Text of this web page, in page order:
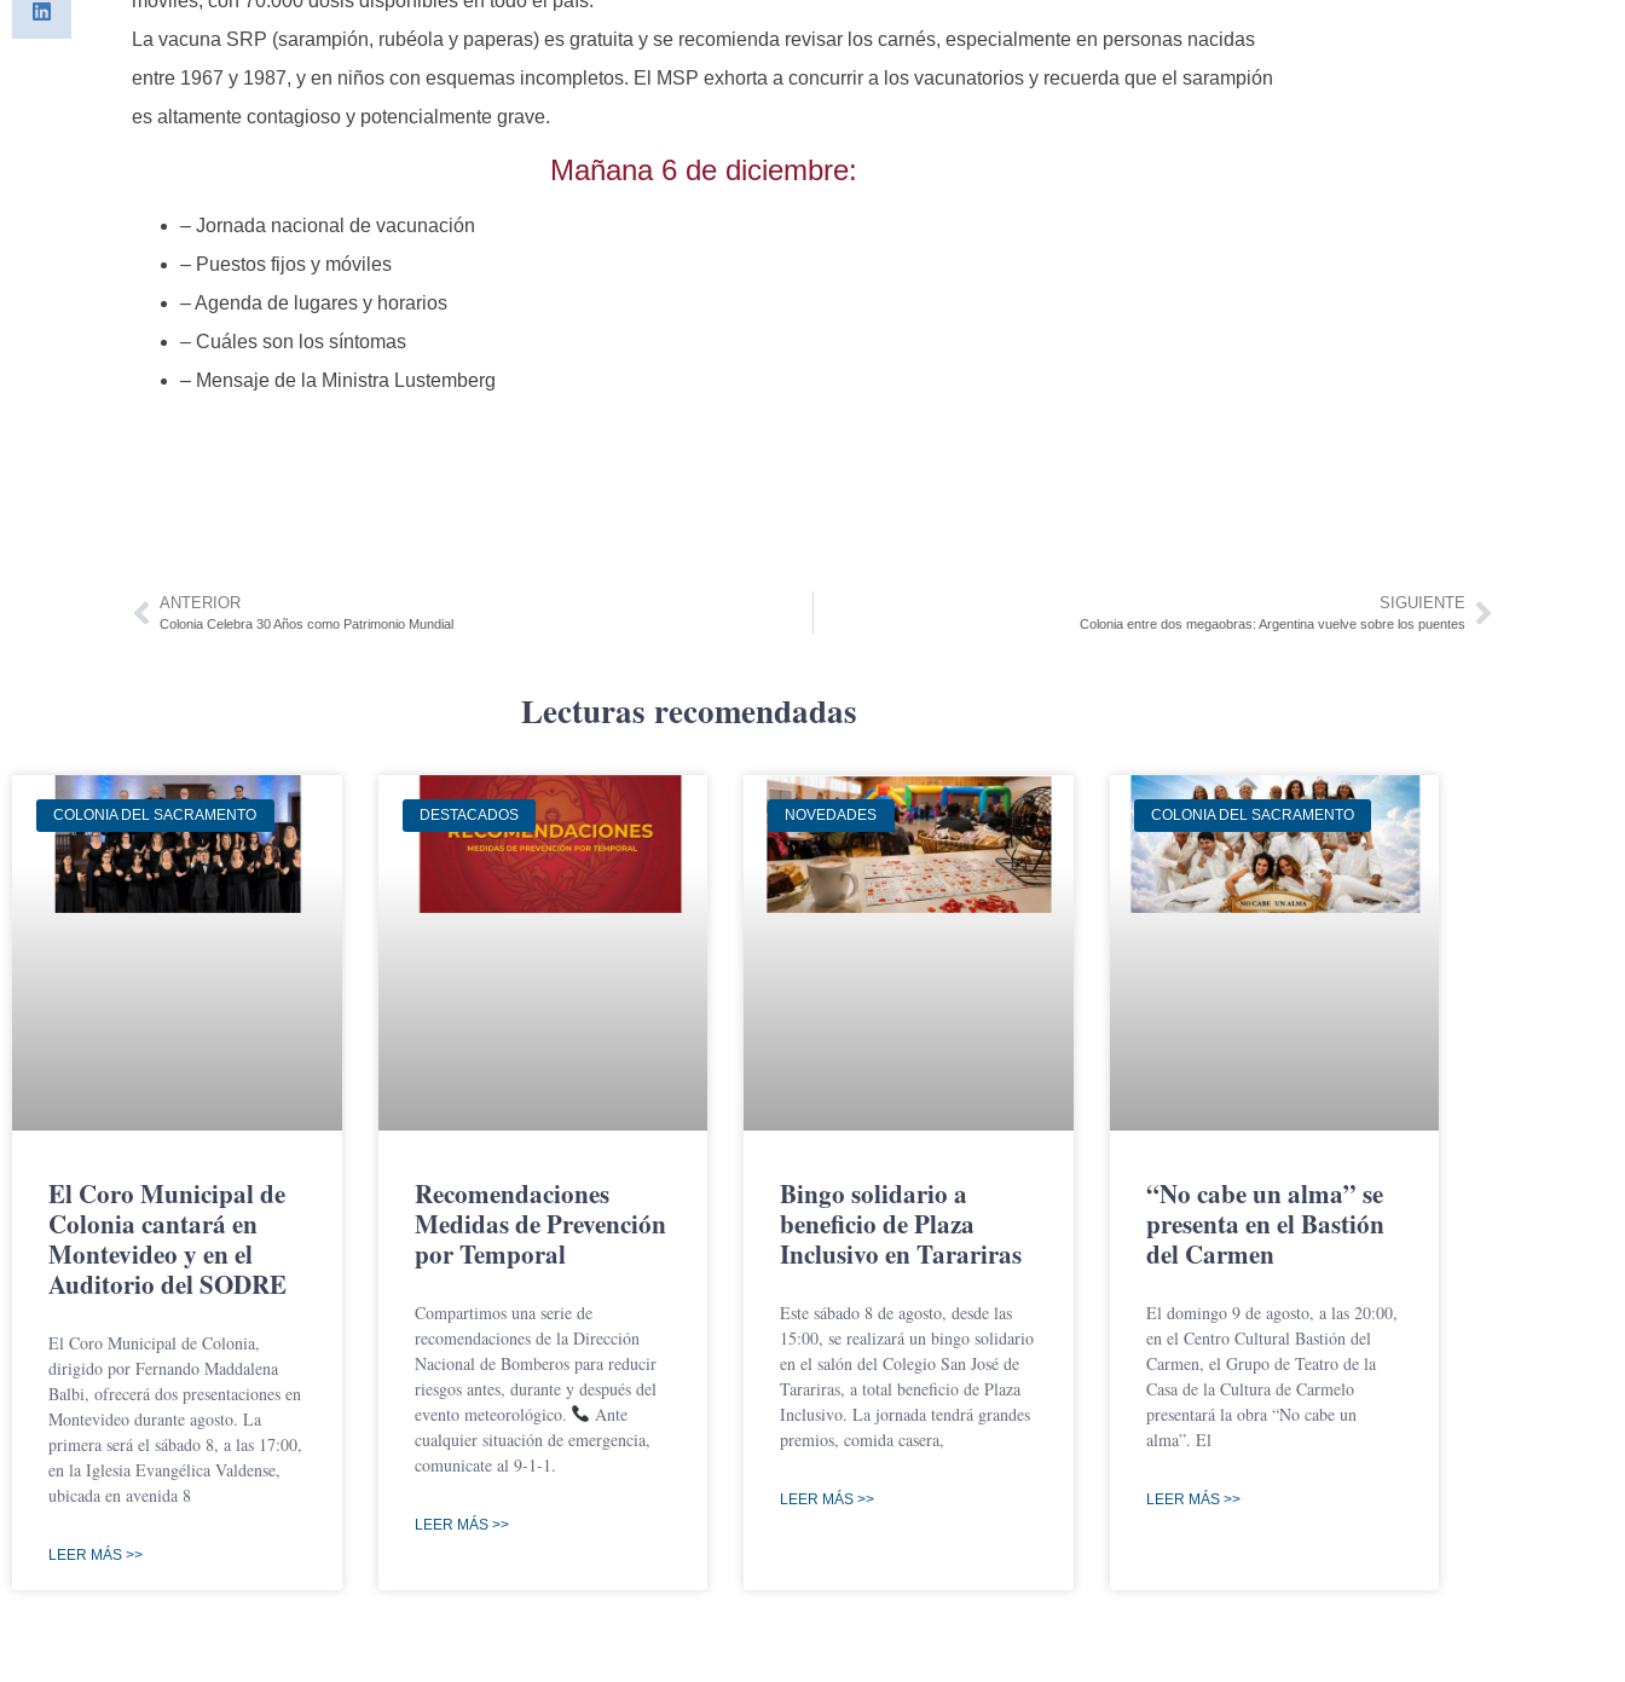
La vacuna SRP (sarampión, rubéola y paperas) es gratuita y se recomienda revisar los carnés, especialmente en personas nacidas
entre 1967 y 1987, y en niños con esquemas incompletos. El MSP exhorta a concurrir a los vacunatorios y recuerda que el sarampión
es altamente contagioso y potencialmente grave.
Mañana 6 de diciembre:
– Jornada nacional de vacunación
– Puestos fijos y móviles
– Agenda de lugares y horarios
– Cuáles son los síntomas
– Mensaje de la Ministra Lustemberg
ANTERIOR
Colonia Celebra 30 Años como Patrimonio Mundial
SIGUIENTE
Colonia entre dos megaobras: Argentina vuelve sobre los puentes
Lecturas recomendadas
COLONIA DEL SACRAMENTO
El Coro Municipal de
Colonia cantará en
Montevideo y en el
Auditorio del SODRE
El Coro Municipal de Colonia,
dirigido por Fernando Maddalena
Balbi, ofrecerá dos presentaciones en
Montevideo durante agosto. La
primera será el sábado 8, a las 17:00,
en la Iglesia Evangélica Valdense,
ubicada en avenida 8
LEER MÁS >>
DESTACADOS
Recomendaciones
Medidas de Prevención
por Temporal
Compartimos una serie de
recomendaciones de la Dirección
Nacional de Bomberos para reducir
riesgos antes, durante y después del
evento meteorológico.
Ante
cualquier situación de emergencia,
comunicate al 9-1-1.
LEER MÁS >>
NOVEDADES
Bingo solidario a
beneficio de Plaza
Inclusivo en Tarariras
Este sábado 8 de agosto, desde las
15:00, se realizará un bingo solidario
en el salón del Colegio San José de
Tarariras, a total beneficio de Plaza
Inclusivo. La jornada tendrá grandes
premios, comida casera,
LEER MÁS >>
COLONIA DEL SACRAMENTO
“No cabe un alma” se
presenta en el Bastión
del Carmen
El domingo 9 de agosto, a las 20:00,
en el Centro Cultural Bastión del
Carmen, el Grupo de Teatro de la
Casa de la Cultura de Carmelo
presentará la obra “No cabe un
alma”. El
LEER MÁS >>